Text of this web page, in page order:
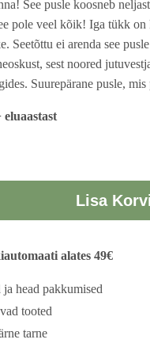
See pusle koosneb
pole veel kõik! Iga tükk on
Seetõttu ei arenda see
sest noored
Suurepärane pusle,
Lisa Korvi
alates 49€
head pakkumised
tooted
tarne